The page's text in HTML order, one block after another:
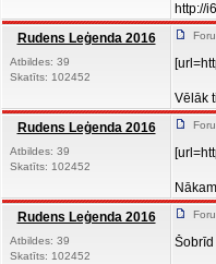
http://
Rudens Leģenda 2016
Atbildes: 39
Skatīts: 102452
Vēlāk
Rudens Leģenda 2016
Atbildes: 39
Skatīts: 102452
Rudens Leģenda 2016
Atbildes: 39
Skatīts: 102452